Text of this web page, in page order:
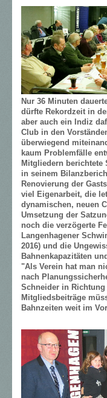
Nur 36 Minuten
dürfte Rekordzeit in
aber auch ein Indiz
Club in den
überwiegend
kaum Problemfälle
Mitgliedern berichtete
in seinem
Renovierung der
viel Eigenarbeit, die
dynamischen, neuen
Umsetzung der
noch die verzögerte
Langenhagener
2016) und die
Bahnenkapazitäten
"Als Verein hat man
nach
Schneider in
Mitgliedsbeiträge
Bahnzeiten weit im